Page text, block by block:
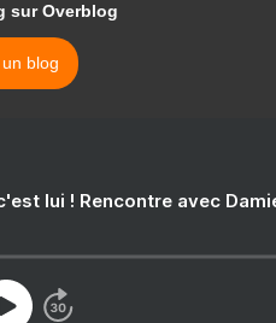
sur Overblog
blog
lui ! Rencontre avec